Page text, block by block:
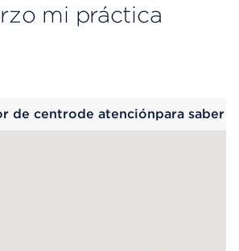
mi práctica
de centrode atenciónpara saber